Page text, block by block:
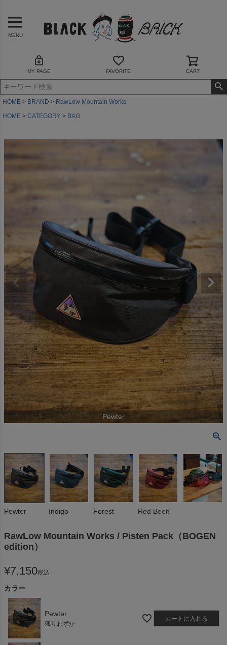
MENU
MY PAGE FAVORITE CART
HOME BRAND
RawLow Mountain Works
HOME
CATEGORY BAG
Pewter
Pewter Indigo Forest Red Been
RawLow Mountain Works / Pisten Pack（BOGEN
edition）
¥7,150税込
カラー
Pewter
残りわずか
カートに入れる